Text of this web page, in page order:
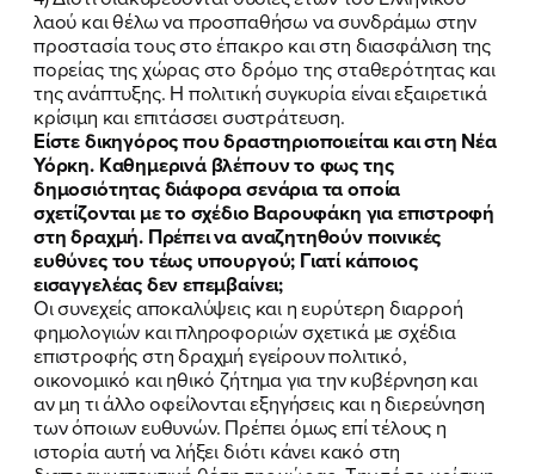
λαού και θέλω να προσπαθήσω να συνδράμω στην
προστασία τους στο έπακρο και στη διασφάλιση της
πορείας της χώρας στο δρόμο της σταθερότητας και
της ανάπτυξης. Η πολιτική συγκυρία είναι εξαιρετικά
κρίσιμη και επιτάσσει συστράτευση.
Είστε δικηγόρος που δραστηριοποιείται και στη Νέα
Υόρκη. Καθημερινά βλέπουν το φως της
δημοσιότητας διάφορα σενάρια τα οποία
σχετίζονται με το σχέδιο Βαρουφάκη για επιστροφή
στη δραχμή. Πρέπει να αναζητηθούν ποινικές
ευθύνες του τέως υπουργού; Γιατί κάποιος
εισαγγελέας δεν επεμβαίνει;
Οι συνεχείς αποκαλύψεις και η ευρύτερη διαρροή
φημολογιών και πληροφοριών σχετικά με σχέδια
επιστροφής στη δραχμή εγείρουν πολιτικό,
οικονομικό και ηθικό ζήτημα για την κυβέρνηση και
αν μη τι άλλο οφείλονται εξηγήσεις και η διερεύνηση
των όποιων ευθυνών. Πρέπει όμως επί τέλους η
ιστορία αυτή να λήξει διότι κάνει κακό στη